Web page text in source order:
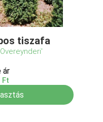
tiszafa
ár
Ft